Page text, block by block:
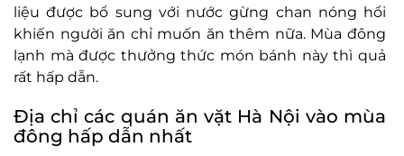
liệu được bổ sung với nước gừng chan nóng hổi
khiến người ăn chỉ muốn ăn thêm nữa. Mùa đông
lạnh mà được thưởng thức món bánh này thì quả
rất hấp dẫn.
Địa chỉ các quán ăn vặt Hà Nội vào mùa
đông hấp dẫn nhất